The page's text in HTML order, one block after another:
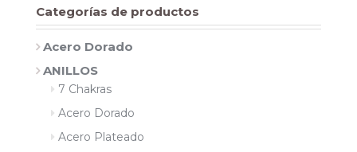
Categorías de productos
Acero Dorado
ANILLOS
7 Chakras
Acero Dorado
Acero Plateado